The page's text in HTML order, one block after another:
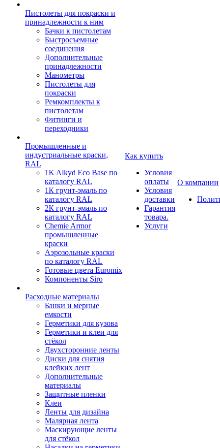
Пистолеты для покраски и
принадлежности к ним
Бачки к пистолетам
Быстросъемные
соединения
Дополнительные
принадлежности
Манометры
Пистолеты для
покраски
Ремкомплекты к
пистолетам
Фитинги и
переходники
Промышленные и
индустриальные краски,
RAL
1K Alkyd Eco Base по
каталогу RAL
1К грунт-эмаль по
каталогу RAL
2К грунт-эмаль по
каталогу RAL
Chemie Armor
промышленные
краски
Аэрозольные краски
по каталогу RAL
Готовые цвета Euromix
Компоненты Siro
Расходные материалы
Банки и мерные
емкости
Герметики для кузова
Герметики и клеи для
стёкол
Двухсторонние ленты
Диски для снятия
клейких лент
Дополнительные
материалы
Защитные пленки
Клеи
Ленты для дизайна
Малярная лента
Маскирующие ленты
для стёкол
Как купить
Условия
оплаты
Условия
доставки
Гарантия
товара.
Услуги
О компании